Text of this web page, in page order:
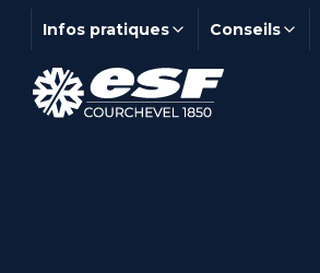
Infos pratiques Conseils